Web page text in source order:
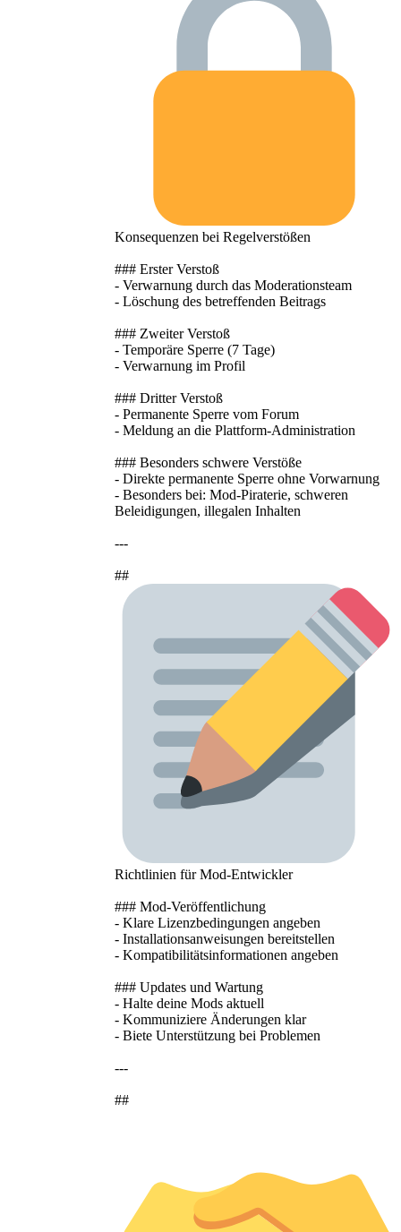
Konsequenzen bei Regelverstößen
### Erster Verstoß
- Verwarnung durch das Moderationsteam
- Löschung des betreffenden Beitrags
### Zweiter Verstoß
- Temporäre Sperre (7 Tage)
- Verwarnung im Profil
### Dritter Verstoß
- Permanente Sperre vom Forum
- Meldung an die Plattform-Administration
### Besonders schwere Verstöße
- Direkte permanente Sperre ohne Vorwarnung
- Besonders bei: Mod-Piraterie, schweren
Beleidigungen, illegalen Inhalten
---
##
Richtlinien für Mod-Entwickler
### Mod-Veröffentlichung
- Klare Lizenzbedingungen angeben
- Installationsanweisungen bereitstellen
- Kompatibilitätsinformationen angeben
### Updates und Wartung
- Halte deine Mods aktuell
- Kommuniziere Änderungen klar
- Biete Unterstützung bei Problemen
---
##